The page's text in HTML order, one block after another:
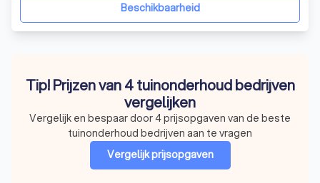
Beschikbaarheid
Tip! Prijzen van 4 tuinonderhoud bedrijven
vergelijken
Vergelijk en bespaar door 4 prijsopgaven van de beste
tuinonderhoud bedrijven aan te vragen
Vergelijk prijsopgaven